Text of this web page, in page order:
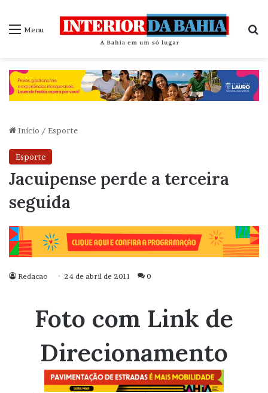
Menu
Início / Esporte
Esporte
Jacuipense perde a terceira
seguida
Redacao 24 de abril de 2011 0
Foto com Link de
Direcionamento